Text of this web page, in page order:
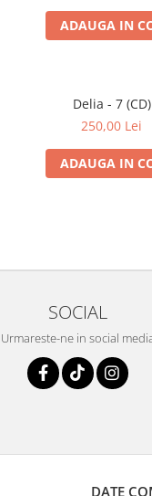
ADAUGA IN
Delia - 7 (CD)
250,00 Lei
ADAUGA IN
SOCIAL
Urmareste-ne in social
DATE